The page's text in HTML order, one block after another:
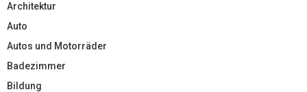
Architektur
Auto
Autos und Motorräder
Badezimmer
Bildung